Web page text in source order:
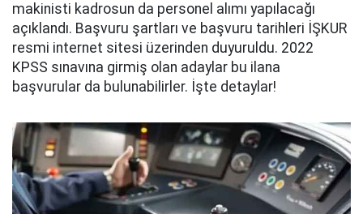
makinisti kadrosun da personel alımı yapılacağı
açıklandı. Başvuru şartları ve başvuru tarihleri İŞKUR
resmi internet sitesi üzerinden duyuruldu. 2022
KPSS sınavına girmiş olan adaylar bu ilana
başvurular da bulunabilirler. İşte detaylar!